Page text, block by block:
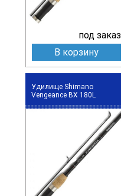
под заказ
В корзину
Удилище Shimano
Vengeance BX 180L